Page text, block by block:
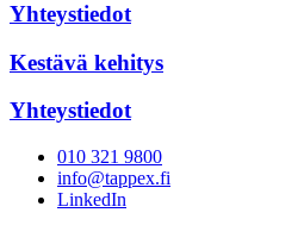
Yhteystiedot
Kestävä kehitys
Yhteystiedot
010 321 9800
info@tappex.fi
LinkedIn